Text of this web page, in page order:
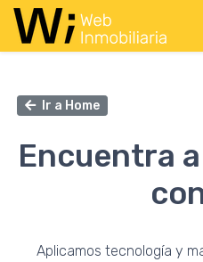
Ir a Home
Encuentra
Aplicamos tecnología y